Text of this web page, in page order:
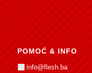
POMOĆ & INFO
info@flesh.ba